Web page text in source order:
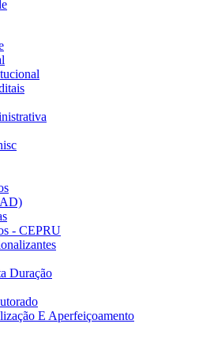
- CEPRU
Duração
E Aperfeiçoamento